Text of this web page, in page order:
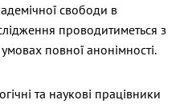
свободи в
проводитиметься з
повної анонімності.
та наукові працівники